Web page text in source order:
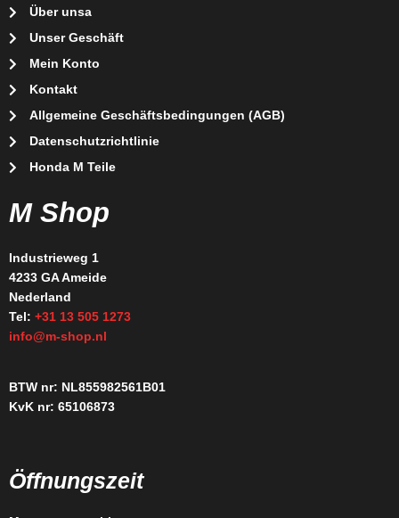
Über unsa
Unser Geschäft
Mein Konto
Kontakt
Allgemeine Geschäftsbedingungen (AGB)
Datenschutzrichtlinie
Honda M Teile
M Shop
Industrieweg 1
4233 GA Ameide
Nederland
Tel: +31 13 505 1273
info@m-shop.nl
BTW nr: NL855982561B01
KvK nr: 65106873
Öffnungszeit